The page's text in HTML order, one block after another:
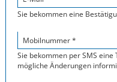
Sie bekommen eine
Mobilnummer *
Sie bekommen per SMS
mögliche Änderungen